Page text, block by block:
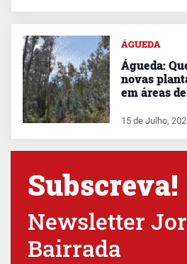
ÁGUEDA
Águeda:
novas
em áreas
15 de Julho,
Subscreva!
Newsletter
Bairrada